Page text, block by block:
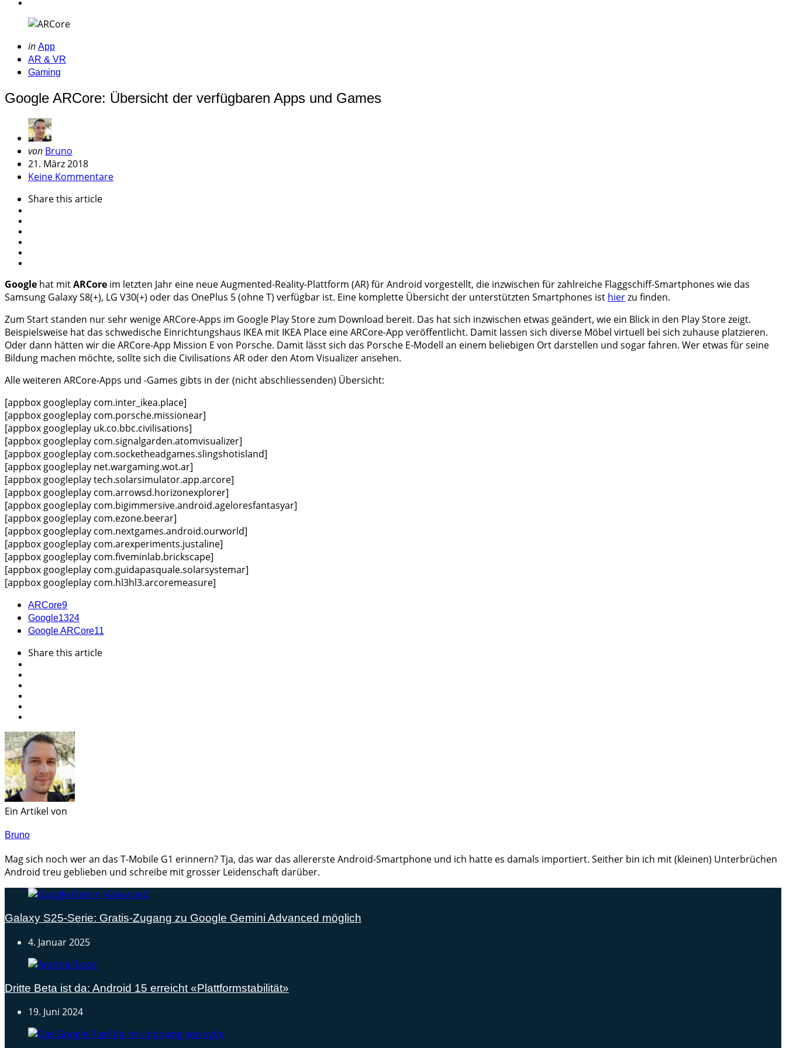
Categories
Posted
in
in App
AR & VR
Gaming
Google ARCore: Übersicht der verfügbaren Apps und Games
Geschrieben
von
von Bruno
21. März 2018
Keine Kommentare
Sharethis article
Google hat mitARCore im letzten Jahr eine neue Augmented-Reality-Plattform (AR) für Android vorgestellt, die inzwischen für zahlreiche Flaggschiff-Smartphones wie das
Samsung Galaxy S8(+), LG V30(+) oder das OnePlus 5 (ohne T) verfügbar ist. Eine komplette Übersicht der unterstützten Smartphones ist hierzu finden.
Zum Start standen nur sehr wenige ARCore-Apps im Google Play Store zum Download bereit. Das hat sich inzwischen etwas geändert, wie ein Blick in den Play Store zeigt.
Beispielsweise hat das schwedische Einrichtungshaus IKEA mit IKEA Place eine ARCore-App veröffentlicht. Damit lassen sich diverse Möbel virtuell bei sich zuhause platzieren.
Oder dann hätten wir die ARCore-App Mission E von Porsche. Damit lässt sich das Porsche E-Modell an einem beliebigen Ort darstellen und sogar fahren. Wer etwas für seine
Bildung machen möchte, sollte sich die Civilisations AR oder den Atom Visualizer ansehen.
Alle weiteren ARCore-Apps und -Games gibts in der (nicht abschliessenden) Übersicht:
[appbox googleplay com.inter_ikea.place]
[appbox googleplay com.porsche.missionear]
[appbox googleplay uk.co.bbc.civilisations]
[appbox googleplay com.signalgarden.atomvisualizer]
[appbox googleplay com.socketheadgames.slingshotisland]
[appbox googleplay net.wargaming.wot.ar]
[appbox googleplay tech.solarsimulator.app.arcore]
[appbox googleplay com.arrowsd.horizonexplorer]
[appbox googleplay com.bigimmersive.android.ageloresfantasyar]
[appbox googleplay com.ezone.beerar]
[appbox googleplay com.nextgames.android.ourworld]
[appbox googleplay com.arexperiments.justaline]
[appbox googleplay com.fiveminlab.brickscape]
[appbox googleplay com.guidapasquale.solarsystemar]
[appbox googleplay com.hl3hl3.arcoremeasure]
ARCore9
Google1324
Google ARCore11
Sharethis article
Ein Artikel von
Bruno
Mag sich noch wer an das T-Mobile G1 erinnern? Tja, das war das allererste Android-Smartphone und ich hatte es damals importiert. Seither bin ich mit (kleinen) Unterbrüchen
Android treu geblieben und schreibe mit grosser Leidenschaft darüber.
Galaxy S25-Serie: Gratis-Zugang zu Google Gemini Advanced möglich
4. Januar 2025
Dritte Beta ist da: Android 15 erreicht «Plattformstabilität»
19. Juni 2024